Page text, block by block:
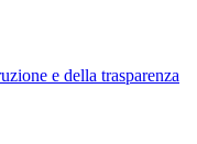
e della trasparenza